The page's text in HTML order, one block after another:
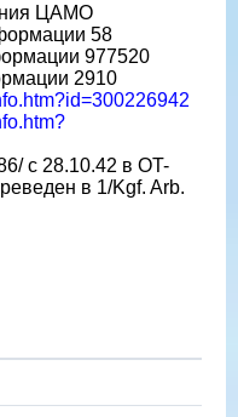
ЦАМО
58
977520
2910
c 28.10.42 в OT-
в 1/Kgf. Arb.